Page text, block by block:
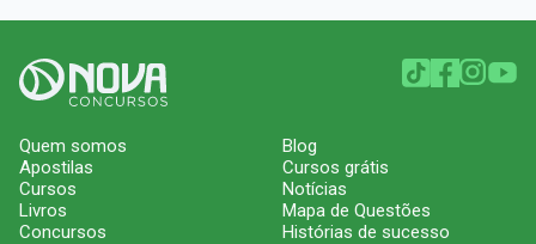
Quem somos
Apostilas
Cursos
Livros
Concursos
Blog
Cursos grátis
Notícias
Mapa de Questões
Histórias de sucesso